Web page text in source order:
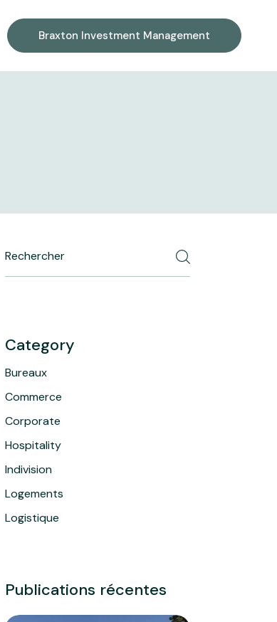
Braxton Investment Management
Category
Bureaux
Commerce
Corporate
Hospitality
Indivision
Logements
Logistique
Publications récentes